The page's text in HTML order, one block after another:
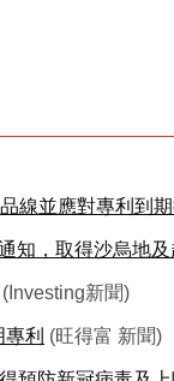
線並應對專利到
知，取得沙烏地及
(Investing新聞)
利 (旺得富 新聞)